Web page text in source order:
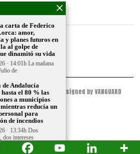
Rights Reserved. Designed by VANGUARD
carta de Federico
amor,
y planes futuros en
al golpe de
dinamitó su vida
· 14:01h La mañana
de
de Andalucía
el 80 % las
a municipios
reducía un
para
de incendios
· 13:34h Dos
dos intereses
adversos, una